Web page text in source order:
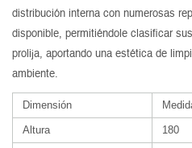
distribución interna con numerosas
disponible, permitiéndole clasificar
prolija, aportando una estética de
ambiente.
Dimensión
Altura 180